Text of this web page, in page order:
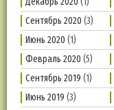
Сентябрь 2020 (3)
Июнь 2020 (1)
Февраль 2020 (5)
Сентябрь 2019 (1)
Июнь 2019 (3)